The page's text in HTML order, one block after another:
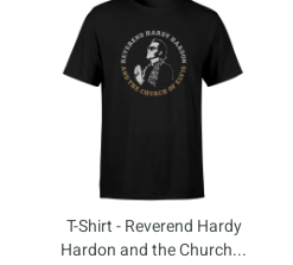
T-Shirt - Reverend Hardy
Hardon and the Church...